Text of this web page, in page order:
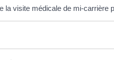
la visite médicale de mi-carrière